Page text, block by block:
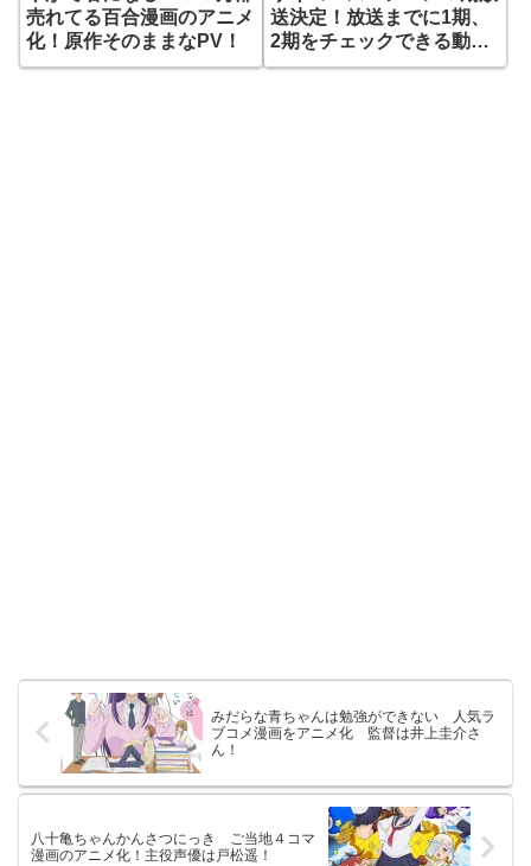
売れてる百合漫画のアニメ
化！原作そのままなPV！
送決定！放送までに1期、
2期をチェックできる動画
配信サイトはある？
みだらな青ちゃんは勉強ができない 人気ラ
ブコメ漫画をアニメ化 監督は井上圭介さ
ん！
八十亀ちゃんかんさつにっき ご当地４コマ
漫画のアニメ化！主役声優は戸松遥！